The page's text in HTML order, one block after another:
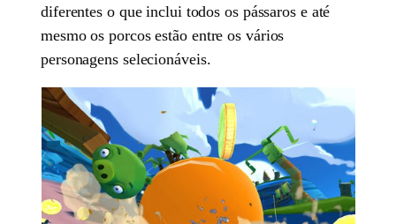
diferentes o que inclui todos os pássaros e até
mesmo os porcos estão entre os vários
personagens selecionáveis.